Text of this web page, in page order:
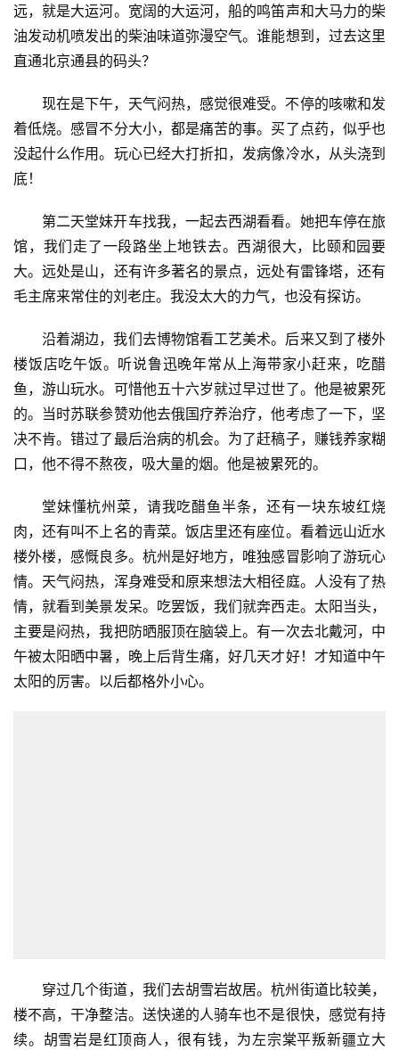
远，就是大运河。宽阔的大运河，船的鸣笛声和大马力的柴
油发动机喷发出的柴油味道弥漫空气。谁能想到，过去这里
直通北京通县的码头？
现在是下午，天气闷热，感觉很难受。不停的咳嗽和发
着低烧。感冒不分大小，都是痛苦的事。买了点药，似乎也
没起什么作用。玩心已经大打折扣，发病像冷水，从头浇到
底！
第二天堂妹开车找我，一起去西湖看看。她把车停在旅
馆，我们走了一段路坐上地铁去。西湖很大，比颐和园要
大。远处是山，还有许多著名的景点，远处有雷锋塔，还有
毛主席来常住的刘老庄。我没太大的力气，也没有探访。
沿着湖边，我们去博物馆看工艺美术。后来又到了楼外
楼饭店吃午饭。听说鲁迅晚年常从上海带家小赶来，吃醋
鱼，游山玩水。可惜他五十六岁就过早过世了。他是被累死
的。当时苏联参赞劝他去俄国疗养治疗，他考虑了一下，坚
决不肯。错过了最后治病的机会。为了赶稿子，赚钱养家糊
口，他不得不熬夜，吸大量的烟。他是被累死的。
堂妹懂杭州菜，请我吃醋鱼半条，还有一块东坡红烧
肉，还有叫不上名的青菜。饭店里还有座位。看着远山近水
楼外楼，感慨良多。杭州是好地方，唯独感冒影响了游玩心
情。天气闷热，浑身难受和原来想法大相径庭。人没有了热
情，就看到美景发呆。吃罢饭，我们就奔西走。太阳当头，
主要是闷热，我把防晒服顶在脑袋上。有一次去北戴河，中
午被太阳晒中暑，晚上后背生痛，好几天才好！才知道中午
太阳的厉害。以后都格外小心。
穿过几个街道，我们去胡雪岩故居。杭州街道比较美，
楼不高，干净整洁。送快递的人骑车也不是很快，感觉有持
续。胡雪岩是红顶商人，很有钱，为左宗棠平叛新疆立大